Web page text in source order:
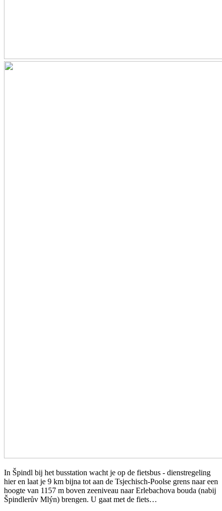
In Špindl bij het busstation wacht je op de fietsbus - dienstregeling
hier en laat je 9 km bijna tot aan de Tsjechisch-Poolse grens naar een
hoogte van 1157 m boven zeeniveau naar Erlebachova bouda (nabij
Špindlerův Mlýn) brengen. U gaat met de fiets…